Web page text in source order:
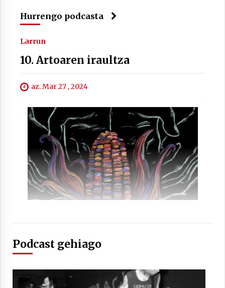
Arrosaren laburpen bideoa Hamaika
2021/06/30
Hurrengo podcasta
Larrun
10. Artoaren iraultza
az. Mar 27 , 2024
Podcast gehiago